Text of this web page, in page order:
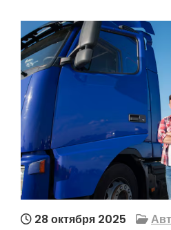
28 октября 2025